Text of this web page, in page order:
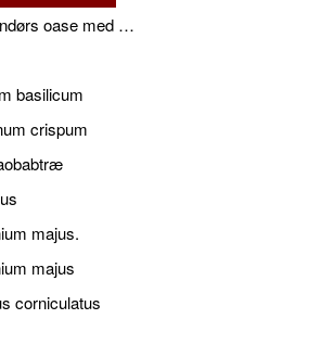
Skab en frodig udendørs oase med smukke plantekrukker og elegante espalier
basilicum
crispum
majus.
majus
corniculatus